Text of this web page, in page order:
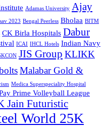
Adamas University Ajay
2023 Bengal Peerless Bholaa BITM
CK Birla Hospitals Dabur
ICAI IHCL Hotels Indian Navy
JIS Group KLIKK
Malabar Gold &
Medica Superspeciality Hospital
Prime Volleyball League
Jain Futuristic
World 25K